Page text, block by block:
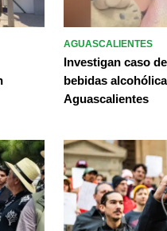
AGUASCALIENTES
Investigan caso
bebidas
Aguascalientes